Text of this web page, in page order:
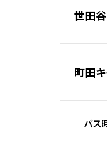
世田
町田
バス